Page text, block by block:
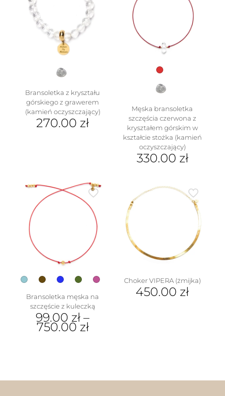
można
wybrać
na
stronie
produktu
produktu
Bransoletka z kryształu
górskiego z grawerem
(kamień oczyszczający)
270.00 zł
Męska bransoletka
szczęścia czerwona z
kryształem górskim w
kształcie stożka (kamień
oczyszczający)
330.00 zł
Bransoletka męska na
szczęście z kuleczką
99.00 zł –
750.00 zł
Choker VIPERA (żmijka)
450.00 zł